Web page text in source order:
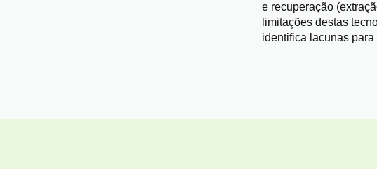
e recuperação
limitações destas
identifica lacunas